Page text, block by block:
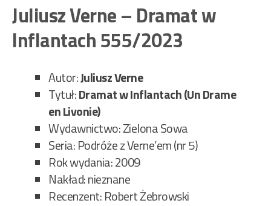
Juliusz Verne – Dramat w
Inflantach 555/2023
Autor:Juliusz Verne
Tytuł:Dramat w Inflantach (Un Drame
en Livonie)
Wydawnictwo: Zielona Sowa
Seria: Podróże z Verne’em (nr 5)
Rok wydania: 2009
Nakład: nieznane
Recenzent: Robert Żebrowski